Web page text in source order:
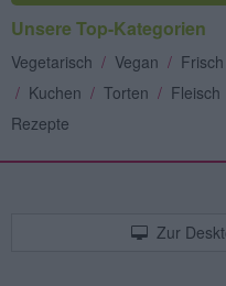
Unsere Top-Kategorien
Vegetarisch / Vegan /
/ Kuchen / Torten / Fleisch
Rezepte
Zur